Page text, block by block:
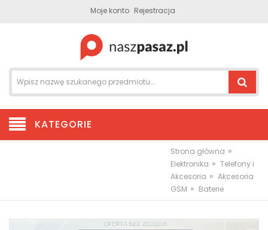
Moje konto Rejestracja
KATEGORIE
Strona główna »
Elektronika » Telefony i
Akcesoria » Akcesoria
GSM » Baterie